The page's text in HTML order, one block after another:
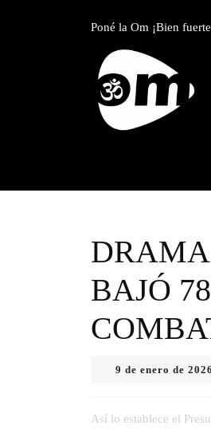
Poné la Om ¡Bien
BAJÓ
9 de enero de 2026
Así lo establece el